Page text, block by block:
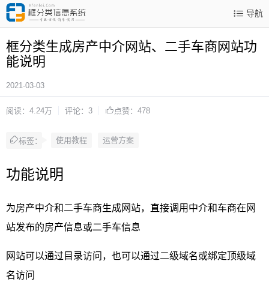
导航
框分类生成房产中介网站、二手车商网站功
能说明
2021-03-03
阅读：4.24万 评论：3 点赞：478
标签： 使用教程 运营方案
功能说明
为房产中介和二手车商生成网站，直接调用中介和车商在网
站发布的房产信息或二手车信息
网站可以通过目录访问，也可以通过二级域名或绑定顶级域
名访问